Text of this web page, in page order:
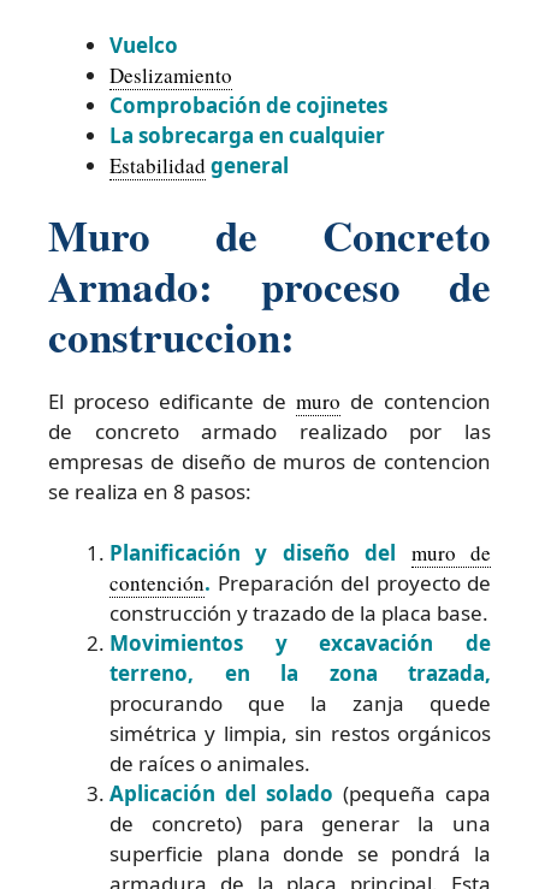
Vuelco
Deslizamiento
Comprobación de cojinetes
La sobrecarga en cualquier
Estabilidad general
Muro de Concreto
Armado: proceso de
construccion:
El proceso edificante demuro de contencion
de concreto armado realizado por las
empresas de diseño de muros de contencion
se realiza en 8 pasos:
Planificación y diseño del muro de
contención. Preparación del proyecto de
construcción y trazado de la placa base.
Movimientos y excavación de
terreno, en la zona trazada,
procurando que la zanja quede
simétrica y limpia, sin restos orgánicos
de raíces o animales.
Aplicación del solado (pequeña capa
de concreto) para generar la una
superficie plana donde se pondrá la